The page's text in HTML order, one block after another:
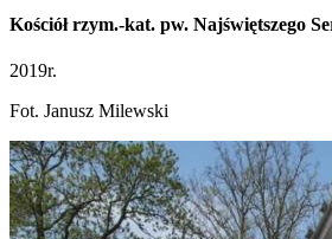
Kościół rzym.-kat. pw. Najświętszego
2019r.
Fot. Janusz Milewski